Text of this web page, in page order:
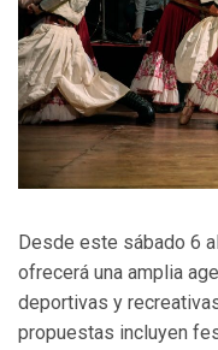
Desde este sábado 6
ofrecerá una amplia
deportivas y
propuestas incluyen